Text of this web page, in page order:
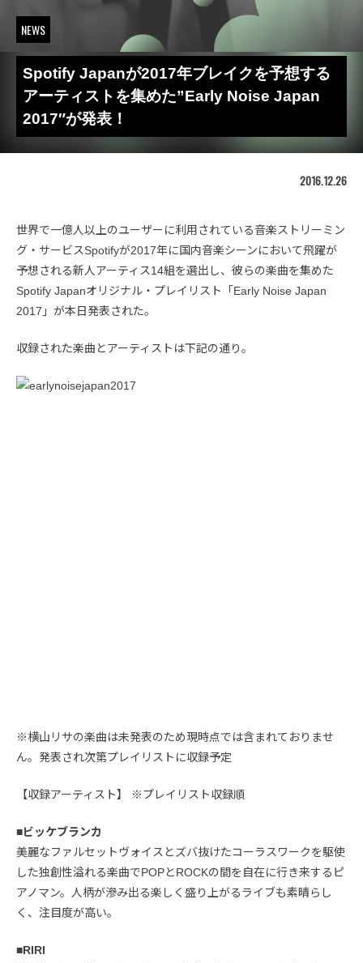
NEWS
Spotify Japanが2017年ブレイクを予想する
アーティストを集めた”Early Noise Japan
2017″が発表！
2016.12.26
世界で一億人以上のユーザーに利用されている音楽ストリーミン
グ・サービスSpotifyが2017年に国内音楽シーンにおいて飛躍が
予想される新人アーティス14組を選出し、彼らの楽曲を集めた
Spotify Japanオリジナル・プレイリスト「Early Noise Japan
2017」が本日発表された。
収録された楽曲とアーティストは下記の通り。
※横山リサの楽曲は未発表のため現時点では含まれておりませ
ん。発表され次第プレイリストに収録予定
【収録アーティスト】 ※プレイリスト収録順
■ビッケブランカ
美麗なファルセットヴォイスとズバ抜けたコーラスワークを駆使
した独創性溢れる楽曲でPOPとROCKの間を自在に行き来するピ
アノマン。人柄が滲み出る楽しく盛り上がるライブも素晴らし
く、注目度が高い。
■RIRI